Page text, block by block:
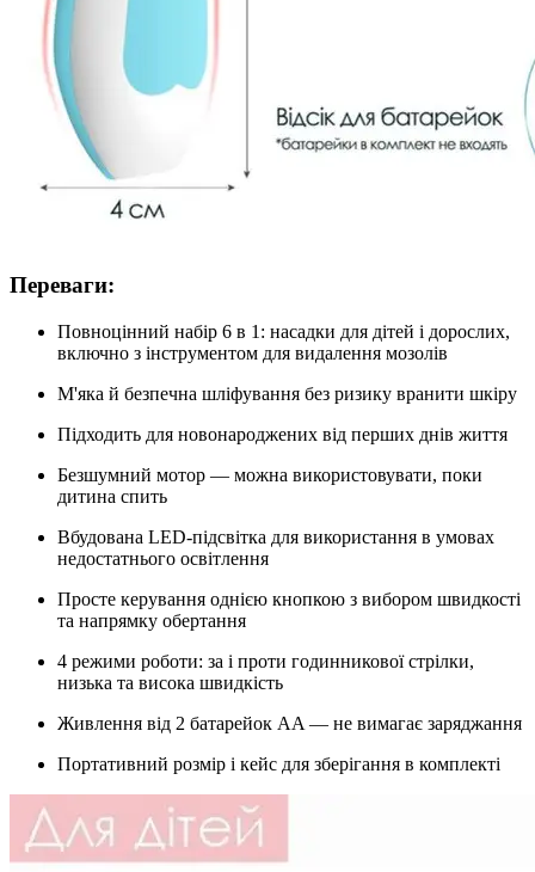
Переваги:
Повноцінний набір 6 в 1: насадки для дітей і дорослих,
включно з інструментом для видалення мозолів
М'яка й безпечна шліфування без ризику вранити шкіру
Підходить для новонароджених від перших днів життя
Безшумний мотор — можна використовувати, поки
дитина спить
Вбудована LED-підсвітка для використання в умовах
недостатнього освітлення
Просте керування однією кнопкою з вибором швидкості
та напрямку обертання
4 режими роботи: за і проти годинникової стрілки,
низька та висока швидкість
Живлення від 2 батарейок AA — не вимагає заряджання
Портативний розмір і кейс для зберігання в комплекті